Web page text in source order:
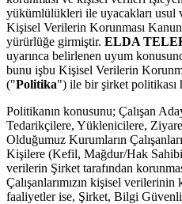
yükümlülükleri ile uyacakları usul
Kişisel Verilerin Korunması
yürürlüğe girmiştir. ELDA
uyarınca belirlenen uyum
bunu işbu Kişisel Verilerin
("Politika") ile bir şirket politikası
Politikanın konusunu; Çalışan
Tedarikçilere, Yüklenicilere,
Olduğumuz Kurumların
Kişilere (Kefil, Mağdur/Hak
verilerin Şirket tarafından
Çalışanlarımızın kişisel
faaliyetler ise, Şirket, Bilgi